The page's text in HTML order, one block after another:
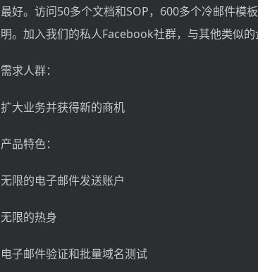
最好。访问50多个文档和SOP，600多个冷邮件模
明。加入我们的私人Facebook社群，与其他类似的
需求人群：
扩大业务并获得新的商机
产品特色：
无限的电子邮件发送账户
无限的热身
电子邮件验证和批量域名测试